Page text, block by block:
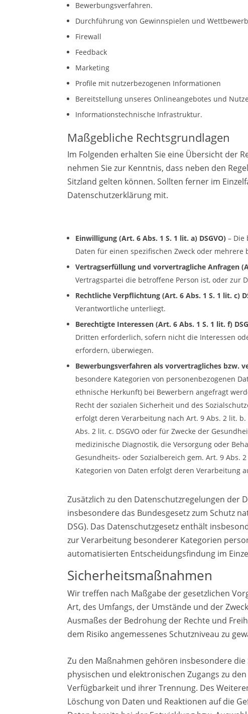
Bewerbungsverfahren.
Durchführung von Gewinnspielen und
Firewall
Feedback
Marketing
Profile mit nutzerbezogenen Informationen
Bereitstellung unseres Onlineangebotes und
Informationstechnische Infrastruktur.
Maßgebliche Rechtsgrundlagen
Im Folgenden erhalten Sie eine Übersicht der
nehmen Sie zur Kenntnis, dass neben den
Sitzland gelten können. Sollten ferner im
Datenschutzerklärung mit.
Einwilligung (Art. 6 Abs. 1 S. 1 lit. a) DSGVO) – Die
Daten für einen spezifischen Zweck oder mehrere
Vertragserfüllung und vorvertragliche Anfragen
Vertragspartei die betroffene Person ist, oder
Rechtliche Verpflichtung (Art. 6 Abs. 1 S. 1 lit. c)
Verantwortliche unterliegt.
Berechtigte Interessen (Art. 6 Abs. 1 S. 1 lit. f)
Dritten erforderlich, sofern nicht die Interessen
erfordern, überwiegen.
Bewerbungsverfahren als vorvertragliches bzw.
besondere Kategorien von personenbezogenen
ethnische Herkunft) bei Bewerbern angefragt
Recht der sozialen Sicherheit und des
erfolgt deren Verarbeitung nach Art. 9 Abs. 2 lit.
Abs. 2 lit. c. DSGVO oder für Zwecke der
medizinische Diagnostik, die Versorgung oder
Gesundheits- oder Sozialbereich gem. Art. 9
Kategorien von Daten erfolgt deren Verarbeitung
Zusätzlich zu den Datenschutzregelungen der
insbesondere das Bundesgesetz zum Schutz
DSG). Das Datenschutzgesetz enthält
zur Verarbeitung besonderer Kategorien
automatisierten Entscheidungsfindung im
Sicherheitsmaßnahmen
Wir treffen nach Maßgabe der gesetzlichen
Art, des Umfangs, der Umstände und der
Ausmaßes der Bedrohung der Rechte und
dem Risiko angemessenes Schutzniveau zu
Zu den Maßnahmen gehören insbesondere
physischen und elektronischen Zugangs zu
Verfügbarkeit und ihrer Trennung. Des
Löschung von Daten und Reaktionen auf die